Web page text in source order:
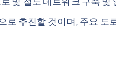
로 추진할 것이며, 주요